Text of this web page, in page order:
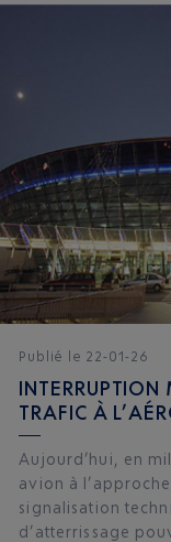
Publié le 22-01-26
TRAFIC À
Aujourd’hui, en
avion à
signalisation
d’atterrissage